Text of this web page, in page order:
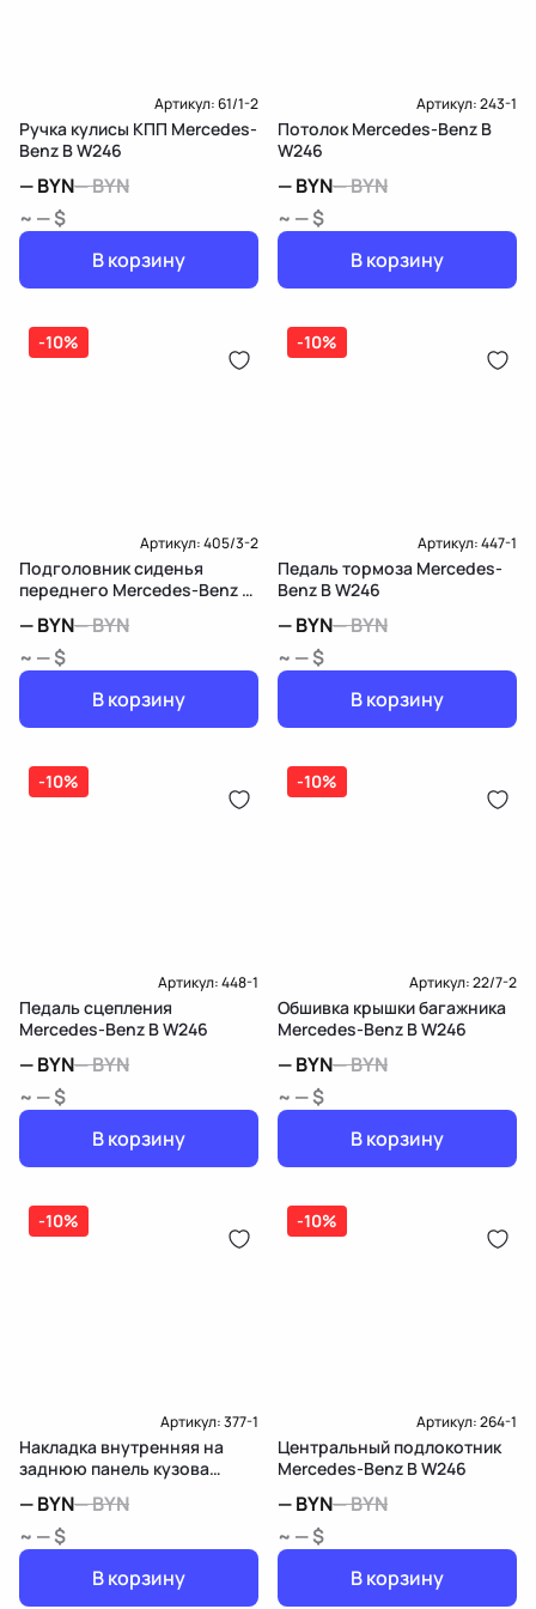
Артикул:61/1-2
Ручка кулисы КПП Mercedes-
Benz B W246
—BYN—BYN
~ — $
В корзину
Артикул:243-1
Потолок Mercedes-Benz B
W246
—BYN—BYN
~ — $
В корзину
-10%
Артикул:405/3-2
Подголовник сиденья
переднего Mercedes-Benz B
—BYN—BYN
~ — $
В корзину
-10%
Артикул:447-1
Педаль тормоза Mercedes-
Benz B W246
—BYN—BYN
~ — $
В корзину
-10%
Артикул:448-1
Педаль сцепления
Mercedes-Benz B W246
—BYN—BYN
~ — $
В корзину
-10%
Артикул:22/7-2
Обшивка крышки багажника
Mercedes-Benz B W246
—BYN—BYN
~ — $
В корзину
-10%
Артикул:377-1
Накладка внутренняя на
заднюю панель кузова
—BYN—BYN
~ — $
В корзину
-10%
Артикул:264-1
Центральный подлокотник
Mercedes-Benz B W246
—BYN—BYN
~ — $
В корзину